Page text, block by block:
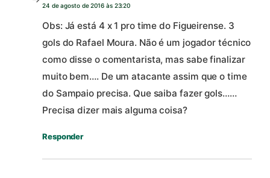
24 de agosto de 2016 às 23:20
Obs: Já está 4 x 1 pro time do Figueirense. 3
gols do Rafael Moura. Não é um jogador técnico
como disse o comentarista, mas sabe finalizar
muito bem…. De um atacante assim que o time
do Sampaio precisa. Que saiba fazer gols……
Precisa dizer mais alguma coisa?
Responder